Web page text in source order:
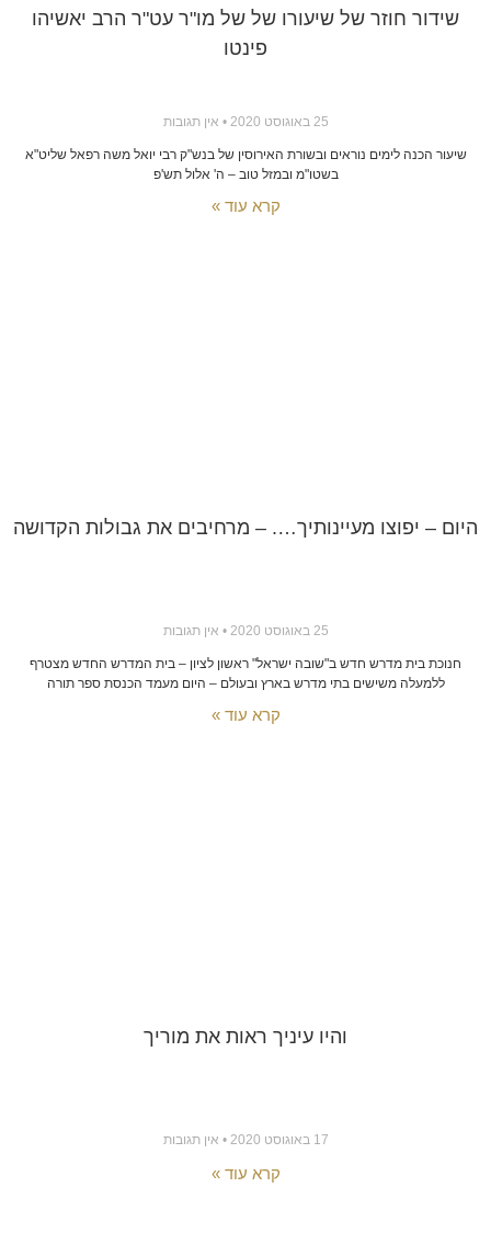
שידור חוזר של שיעורו של של מו"ר עט"ר הרב יאשיהו
פינטו
25 באוגוסט 2020 אין תגובות
שיעור הכנה לימים נוראים ובשורת האירוסין של בנש"ק רבי יואל משה רפאל שליט"א
בשטו"מ ובמזל טוב – ה' אלול תש'פ
קרא עוד »
היום – יפוצו מעיינותיך…. – מרחיבים את גבולות הקדושה
25 באוגוסט 2020 אין תגובות
חנוכת בית מדרש חדש ב"שובה ישראל" ראשון לציון – בית המדרש החדש מצטרף
ללמעלה משישים בתי מדרש בארץ ובעולם – היום מעמד הכנסת ספר תורה
קרא עוד »
והיו עיניך ראות את מוריך
17 באוגוסט 2020 אין תגובות
קרא עוד »